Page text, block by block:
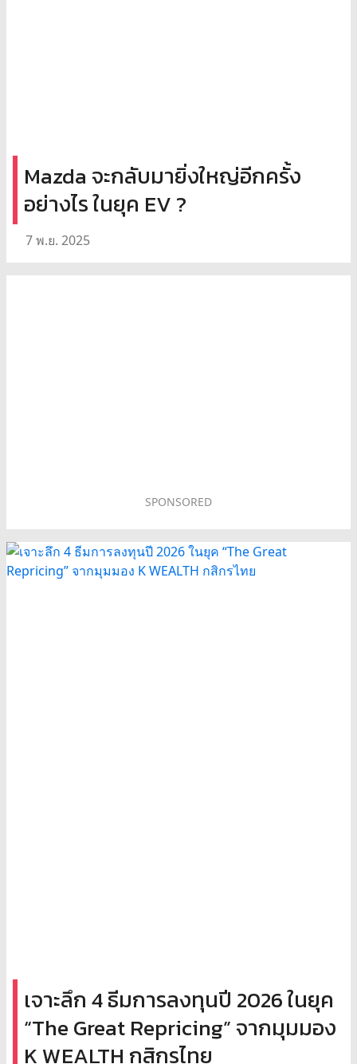
Mazda จะกลับมายิ่งใหญ่อีกครั้ง
อย่างไร ในยุค EV ?
7 พ.ย. 2025
SPONSORED
เจาะลึก 4 ธีมการลงทุนปี 2026 ในยุค
“The Great Repricing” จากมุมมอง
K WEALTH กสิกรไทย